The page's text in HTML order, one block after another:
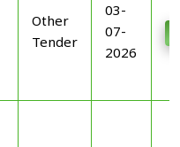
Other
Tender
03-
07-
2026